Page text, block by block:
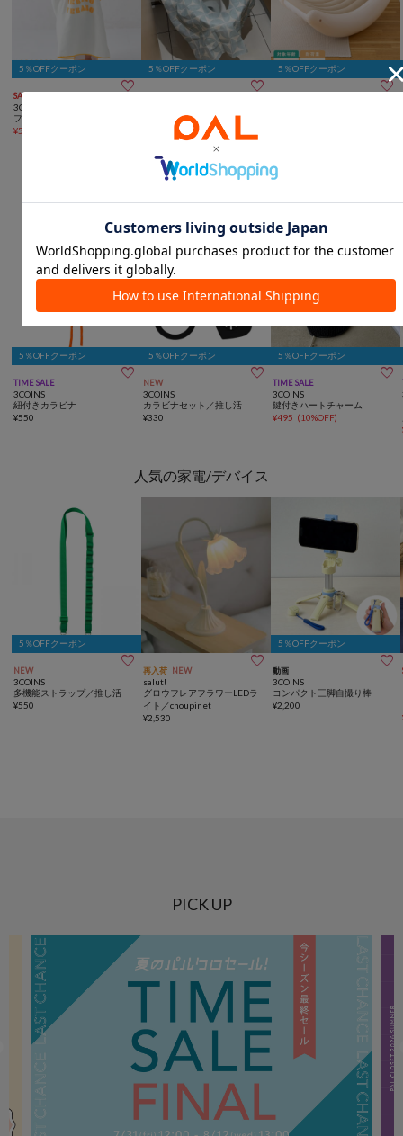
5％OFFクーポン
SALE 
3COINS
フード付きタオル：63×61cm
¥550
5％OFFクーポン

使い捨て便座シート／KIDSト
5％OFFクーポン

5％OFFクーポン
TIME SALE 
3COINS
紐付きカラビナ
¥550
5％OFFクーポン
NEW 
3COINS
カラビナセット／推し活
¥330
5％OFFクーポン
TIME SALE 
3COINS
鍵付きハートチャーム
¥495 (10%OFF)
人気の家電/デバイス
5％OFFクーポン
NEW 
3COINS
多機能ストラップ／推し活
¥550
再入荷 NEW 
salut!
グロウフレアフラワーLEDラ
イト／choupinet
¥2,530
5％OFFクーポン
動画 
3COINS
コンパクト三脚自撮り棒
¥2,200
PICK UP